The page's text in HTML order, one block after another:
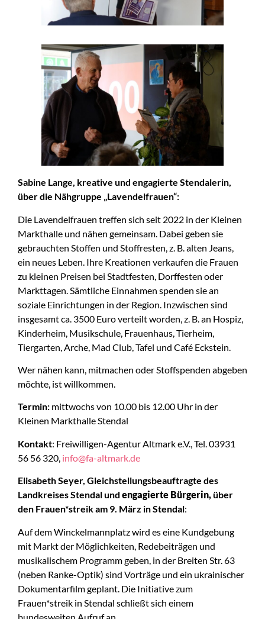
Sabine Lange, kreative und engagierte Stendalerin,
über die Nähgruppe „Lavendelfrauen“:
Die Lavendelfrauen treffen sich seit 2022 in der Kleinen
Markthalle und nähen gemeinsam. Dabei geben sie
gebrauchten Stoffen und Stoffresten, z. B. alten Jeans,
ein neues Leben. Ihre Kreationen verkaufen die Frauen
zu kleinen Preisen bei Stadtfesten, Dorffesten oder
Markttagen. Sämtliche Einnahmen spenden sie an
soziale Einrichtungen in der Region. Inzwischen sind
insgesamt ca. 3500 Euro verteilt worden, z. B. an Hospiz,
Kinderheim, Musikschule, Frauenhaus, Tierheim,
Tiergarten, Arche, Mad Club, Tafel und Café Eckstein.
Wer nähen kann, mitmachen oder Stoffspenden abgeben
möchte, ist willkommen.
Termin: mittwochs von 10.00 bis 12.00 Uhr in der
Kleinen Markthalle Stendal
Kontakt: Freiwilligen-Agentur Altmark e.V., Tel. 03931
56 56 320, info@fa-altmark.de
Elisabeth Seyer, Gleichstellungsbeauftragte des
Landkreises Stendal und engagierte Bürgerin,über
den Frauen*streik am 9. März in Stendal:
Auf dem Winckelmannplatz wird es eine Kundgebung
mit Markt der Möglichkeiten, Redebeiträgen und
musikalischem Programm geben, in der Breiten Str. 63
(neben Ranke-Optik) sind Vorträge und ein ukrainischer
Dokumentarfilm geplant. Die Initiative zum
Frauen*streik in Stendal schließt sich einem
bundesweiten Aufruf an.